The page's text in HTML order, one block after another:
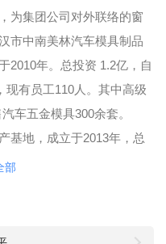
为集团公司对外联络的窗
市中南美林汽车模具制品
2010年。总投资 1.2亿，自
现有员工110人。其中高级
车五金模具300余套。
基地，成立于2013年，总
㎡，现有员工130人，
增加，广纳贤才。公司薪
部